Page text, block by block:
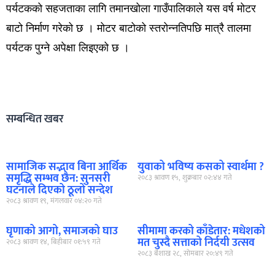
पर्यटकको सहजताका लागि तमानखोला गाउँपालिकाले यस वर्ष मोटर
बाटो निर्माण गरेको छ । मोटर बाटोको स्तरोन्नतिपछि मात्रै तालमा
पर्यटक पुग्ने अपेक्षा लिइएको छ ।
सम्बन्धित खबर
सामाजिक सद्भाव बिना आर्थिक
समृद्धि सम्भव छैन: सुनसरी
घटनाले दिएको ठूलो सन्देश
२०८३ श्रावण १९, मंगलवार ०४:२० गते
युवाको भविष्य कसको स्वार्थमा ?
२०८३ श्रावण १५, शुक्रबार ०२:४४ गते
घृणाको आगो, समाजको घाउ
२०८३ श्रावण १४, बिहीबार ०१:५९ गते
सीमामा करको काँडेतार: मधेशको
मत चुस्दै सत्ताको निर्दयी उत्सव
२०८३ बैशाख २८, सोमबार २०:४९ गते